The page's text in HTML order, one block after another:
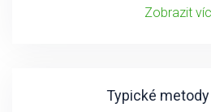
Zobrazit
Typické